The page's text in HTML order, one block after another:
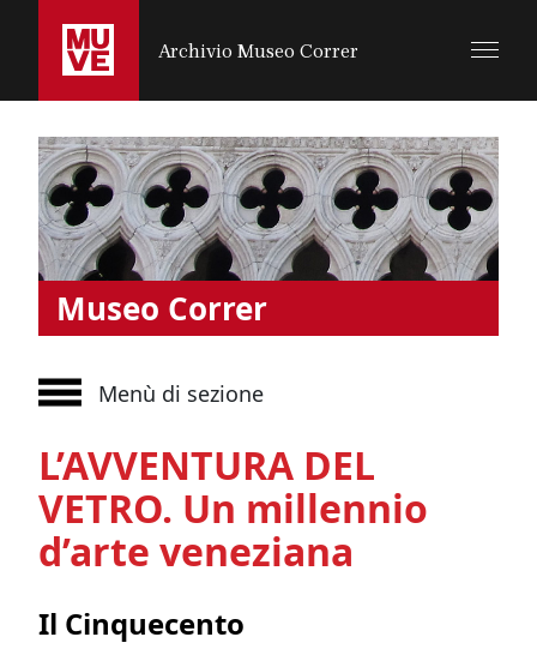
SALTA AL CONTENUTO PRINCIPALE
Archivio Museo Correr
Museo Correr
Menù di sezione
L’AVVENTURA DEL
VETRO. Un millennio
d’arte veneziana
Il Cinquecento